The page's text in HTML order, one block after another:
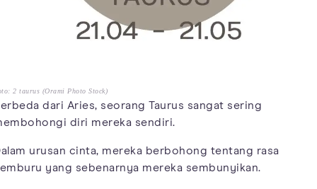
2 taurus (Orami Photo Stock)
dari Aries, seorang Taurus sangat sering
diri mereka sendiri.
urusan cinta, mereka berbohong tentang rasa
yang sebenarnya mereka sembunyikan.